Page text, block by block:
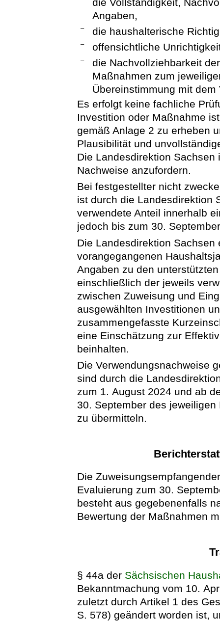
Angaben,
– die haushalterische
– offensichtliche
–
die Nachvollziehbarkeit
Maßnahmen zum
Übereinstimmung mit dem
Es erfolgt keine fachliche
Investition oder Maßnahme
gemäß Anlage 2 zu erheben
Plausibilität und
Die Landesdirektion
Nachweise anzufordern.
Bei festgestellter nicht
ist durch die Landesdirektion
verwendete Anteil innerhalb
jedoch bis zum 30.
Die Landesdirektion
vorangegangenen
Angaben zu den
einschließlich der jeweils
zwischen Zuweisung und
ausgewählten Investitionen
zusammengefasste
eine Einschätzung zur
beinhalten.
Die Verwendungsnachweise
sind durch die
zum 1. August 2024 und ab
30. September des
zu übermitteln.
Die
Evaluierung zum 30.
besteht aus gegebenenfalls
Bewertung der Maßnahmen
§ 44a der Sächsischen
Bekanntmachung vom 10.
zuletzt durch Artikel 1 des
S. 578) geändert worden ist,